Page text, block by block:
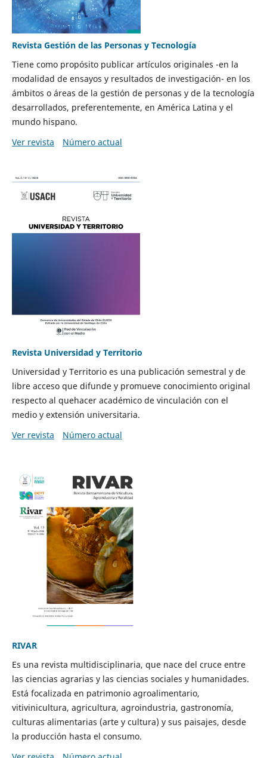
Revista Gestión de las Personas y Tecnología
Tiene como propósito publicar artículos originales -en la
modalidad de ensayos y resultados de investigación- en los
ámbitos o áreas de la gestión de personas y de la tecnología
desarrollados, preferentemente, en América Latina y el
mundo hispano.
Ver revista
Número actual
Revista Universidad y Territorio
Universidad y Territorio es una publicación semestral y de
libre acceso que difunde y promueve conocimiento original
respecto al quehacer académico de vinculación con el
medio y extensión universitaria.
Ver revista
Número actual
RIVAR
Es una revista multidisciplinaria, que nace del cruce entre
las ciencias agrarias y las ciencias sociales y humanidades.
Está focalizada en patrimonio agroalimentario,
vitivinicultura, agricultura, agroindustria, gastronomía,
culturas alimentarias (arte y cultura) y sus paisajes, desde
la producción hasta el consumo.